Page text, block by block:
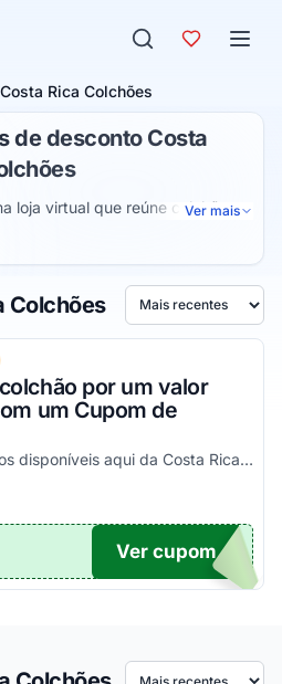
Costa Rica Colchões
de desconto Costa
loja virtual que reúne colchões e
marcas conhecidas no
para sala de estar e cozinha.
Ver mais
de 1 a 5 estrelas
Colchões Ordenar por
por um valor
um Cupom de
Aproveite todos os códigos disponíveis aqui da Costa Rica Colchões e comece a economizar!
TICO
Ver cupom